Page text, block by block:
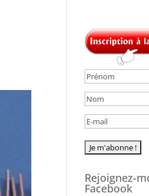
Rejoignez-
Facebook